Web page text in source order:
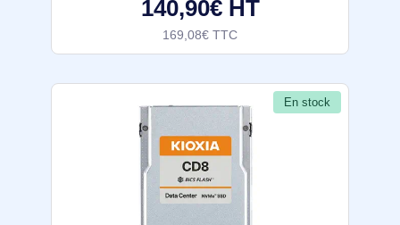
140,90€ HT
169,08€ TTC
En stock